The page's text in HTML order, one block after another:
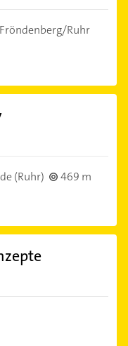
Ruhr
(Ruhr)
469 m